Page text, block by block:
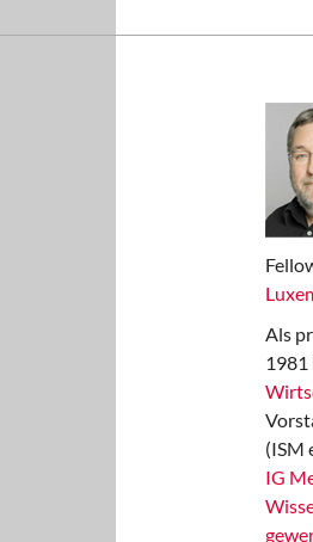
Als
1981
(ISM
IG